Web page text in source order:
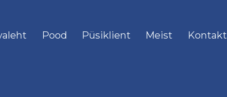
Pood Püsiklient Meist Kontakt